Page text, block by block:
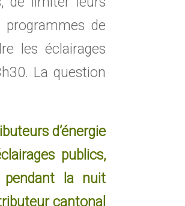
programmes de
les éclairages
La question
d’énergie
publics,
pendant la nuit
cantonal